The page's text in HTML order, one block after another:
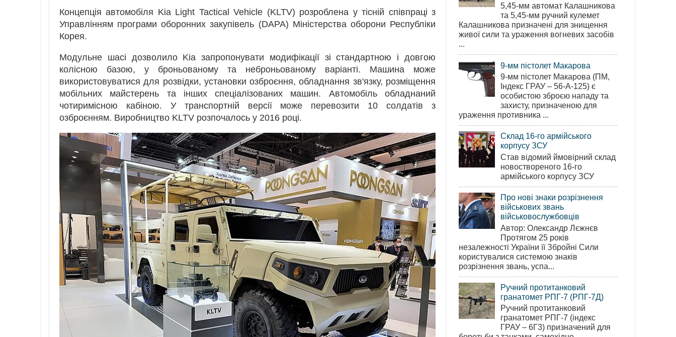
Концепція автомобіля Kia Light Tactical Vehicle (KLTV) розроблена у тісній співпраці з
Управлінням програми оборонних закупівель (DAPA) Міністерства оборони Республіки
Корея.
Модульне шасі дозволило Kia запропонувати модифікації зі стандартною і довгою
колісною базою, у броньованому та неброньованому варіанті. Машина може
використовуватися для розвідки, установки озброєння, обладнання зв'язку, розміщення
мобільних майстерень та інших спеціалізованих машин. Автомобіль обладнаний
чотиримісною кабіною. У транспортній версії може перевозити 10 солдатів з
озброєнням. Виробництво KLTV розпочалось у 2016 році.
5,45-мм автомат Калашникова
та 5,45-мм ручний кулемет
Калашникова призначені для знищення
живої сили та ураження вогневих засобів
...
9-мм пістолет Макарова
9-мм пістолет Макарова (ПМ,
Індекс ГРАУ – 56-А-125) є
особистою зброєю нападу та
захисту, призначеною для
ураження противника ...
Склад 16-го армійського
корпусу ЗСУ
Став відомий ймовірний склад
новоствореного 16-го
армійського корпусу ЗСУ
Про нові знаки розрізнення
військових звань
військовослужбовців
Автор: Олександр Лєжнєв
Протягом 25 років
незалежності України її Збройні Сили
користувалися системою знаків
розрізнення звань, успа...
Ручний протитанковий
гранатомет РПГ-7 (РПГ-7Д)
Ручний протитанковий
гранатомет РПГ-7 (індекс
ГРАУ – 6Г3) призначений для